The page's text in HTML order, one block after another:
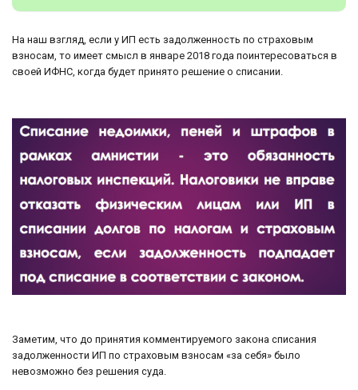
На наш взгляд, если у ИП есть задолженность по страховым
взносам, то имеет смысл в январе 2018 года поинтересоваться в
своей ИФНС, когда будет принято решение о списании.
Заметим, что до принятия комментируемого закона списания
задолженности ИП по страховым взносам «за себя» было
невозможно без решения суда.